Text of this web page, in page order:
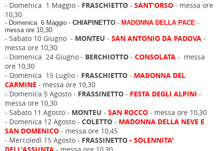
- Domenica 1 Maggio - FRASCHIETTO - SANT'ORSO - messa ore
10,30
- Domenica 6 Maggio - CHIAPINETTO - MADONNA DELLA PACE -
messa ore 10,30
- Sabato 10 Giugno - MONTEU - SAN ANTONIO DA PADOVA -
messa ore 10,30
- Domenica 24 Giugno - BERCHIOTTO - CONSOLATA - messa
ore 10,30
- Domenica 15 Luglio - FRASCHIETTO - MADONNA DEL
CARMINE - messa ore 10,30
- Domenica 5 Agosto - FRASSINETTO - FESTA DEGLI ALPINI -
messa ore 10,30
- Sabato 11 Agosto - MONTEU - SAN ROCCO - messa ore 10,30
- Domenica 12 Agosto - COLETTO - MADONNA DELLA NEVE E
SAN DOMENICO - messa ore 10,45
- Mercoledì 15 Agosto - FRASSINETTO - SOLENNITA'